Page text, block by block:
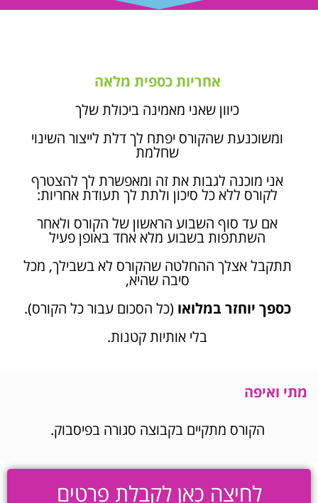
אחריות כספית מלאה
כיוון שאני מאמינה ביכולת שלך
ומשוכנעת שהקורס יפתח לך דלת לייצור השינוי
שחלמת
אני מוכנה לגבות את זה ומאפשרת לך להצטרף
לקורס ללא כל סיכון ולתת לך תעודת אחריות:
אם עד סוף השבוע הראשון של הקורס ולאחר
השתתפות בשבוע מלא אחד באופן פעיל
תתקבל אצלך ההחלטה שהקורס לא בשבילך, מכל
סיבה שהיא,
כספך יוחזר במלואו (כל הסכום עבור כל הקורס).
בלי אותיות קטנות.
מתי ואיפה
הקורס מתקיים בקבוצה סגורה בפיסבוק.
לחיצה כאן לקבלת פרטים